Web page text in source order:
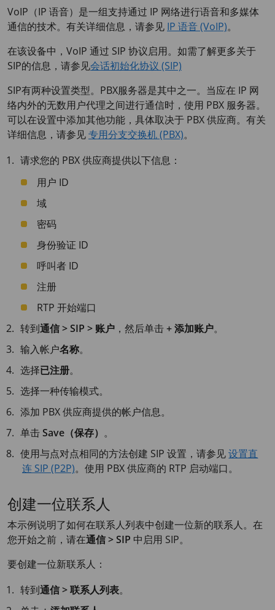
VoIP（IP 语音）是一组支持通过 IP 网络进行语音和多媒体
通信的技术。有关详细信息，请参见 IP 语音 (VoIP)。
在该设备中，VoIP 通过 SIP 协议启用。如需了解更多关于
SIP的信息，请参见会话初始化协议 (SIP)
SIP有两种设置类型。PBX服务器是其中之一。当应在 IP 网
络内外的无数用户代理之间进行通信时，使用 PBX 服务器。
可以在设置中添加其他功能，具体取决于 PBX 供应商。有关
详细信息，请参见专用分支交换机 (PBX)。
请求您的 PBX 供应商提供以下信息：
用户 ID
域
密码
身份验证 ID
呼叫者 ID
注册
RTP 开始端口
转到通信 > SIP > 账户 ，然后单击+ 添加账户。
输入帐户名称。
选择已注册。
选择一种传输模式。
添加 PBX 供应商提供的帐户信息。
单击Save（保存） 。
使用与点对点相同的方法创建 SIP 设置，请参见设置直
连 SIP (P2P)。使用 PBX 供应商的 RTP 启动端口。
创建一位联系人
本示例说明了如何在联系人列表中创建一位新的联系人。在
您开始之前，请在通信 > SIP 中启用 SIP。
要创建一位新联系人：
转到通信 > 联系人列表。